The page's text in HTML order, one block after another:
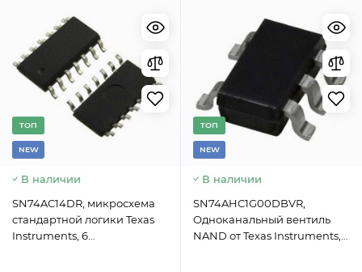
TОП
NEW
В наличии
SN74AC14DR, микросхема
стандартной логики Texas
Instruments, 6
TОП
NEW
В наличии
SN74AHC1G00DBVR,
Одноканальный вентиль
NAND от Texas Instruments,